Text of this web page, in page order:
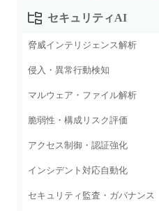
セキュリティAI
脅威インテリジェンス解析
侵入・異常行動検知
マルウェア・ファイル解析
脆弱性・構成リスク評価
アクセス制御・認証強化
インシデント対応自動化
セキュリティ監査・ガバナンス